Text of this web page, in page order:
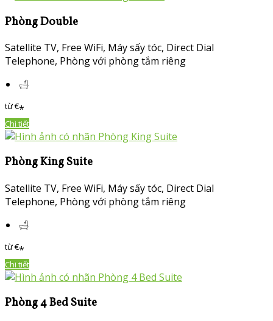
Phòng Double
Satellite TV, Free WiFi, Máy sấy tóc, Direct Dial
Telephone, Phòng với phòng tắm riêng
từ€*
Chi tiết
Phòng King Suite
Satellite TV, Free WiFi, Máy sấy tóc, Direct Dial
Telephone, Phòng với phòng tắm riêng
từ€*
Chi tiết
Phòng 4 Bed Suite